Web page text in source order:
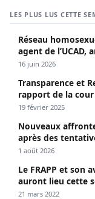
LES PLUS LUS CETTE
Réseau
agent de l’UCAD,
propagé le VIH
16 juin 2026
Transparence et
rapport de la
19 février 2025
Nouveaux
après des
1 août 2026
Le FRAPP et son
auront lieu cette
21 mars 2022